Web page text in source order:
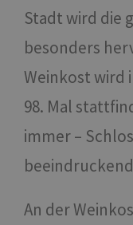
Stadt wird die
besonders
Weinkost wird
98. Mal
immer –
An der